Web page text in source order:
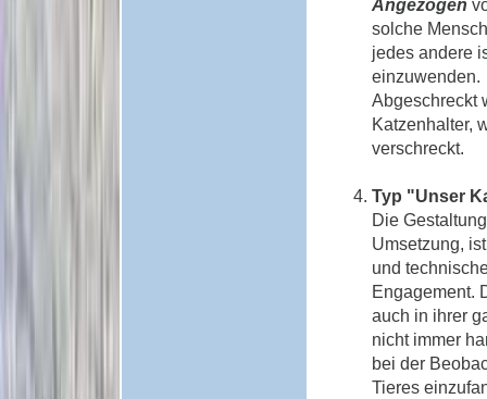
Angezogen
solche
jedes andere
einzuwenden.
Abgeschreckt
Katzenhalter,
verschreckt.
Typ "Unser
Die
Umsetzung,
und
Engagement.
auch in ihrer
nicht immer
bei der
Tieres